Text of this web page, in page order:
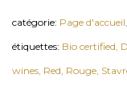
catégorie: Page d'accueil,
étiquettes: Bio certified,
wines, Red, Rouge,